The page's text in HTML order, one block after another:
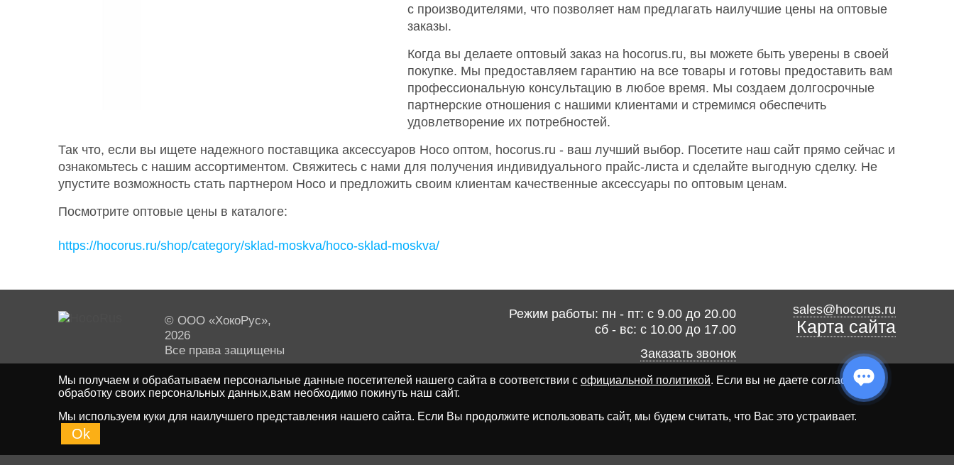
с производителями, что позволяет нам предлагать наилучшие цены на оптовые
заказы.
Когда вы делаете оптовый заказ на hocorus.ru, вы можете быть уверены в своей
покупке. Мы предоставляем гарантию на все товары и готовы предоставить вам
профессиональную консультацию в любое время. Мы создаем долгосрочные
партнерские отношения с нашими клиентами и стремимся обеспечить
удовлетворение их потребностей.
Так что, если вы ищете надежного поставщика аксессуаров Hoco оптом, hocorus.ru - ваш лучший выбор. Посетите наш сайт прямо сейчас и
ознакомьтесь с нашим ассортиментом. Свяжитесь с нами для получения индивидуального прайс-листа и сделайте выгодную сделку. Не
упустите возможность стать партнером Hoco и предложить своим клиентам качественные аксессуары по оптовым ценам.
Посмотрите оптовые цены в каталоге:
https://hocorus.ru/shop/category/sklad-moskva/hoco-sklad-moskva/
© ООО «ХокоРус»,
2026
Все права защищены
Режим работы: пн - пт: с 9.00 до 20.00
сб - вс: с 10.00 до 17.00
Заказать звонок
sales@hocorus.ru
Карта сайта
Мы получаем и обрабатываем персональные данные посетителей нашего сайта в соответствии с официальной политикой. Если вы не даете согласия на
обработку своих персональных данных,вам необходимо покинуть наш сайт.
Мы используем куки для наилучшего представления нашего сайта. Если Вы продолжите использовать сайт, мы будем считать, что Вас это устраивает.
Ok